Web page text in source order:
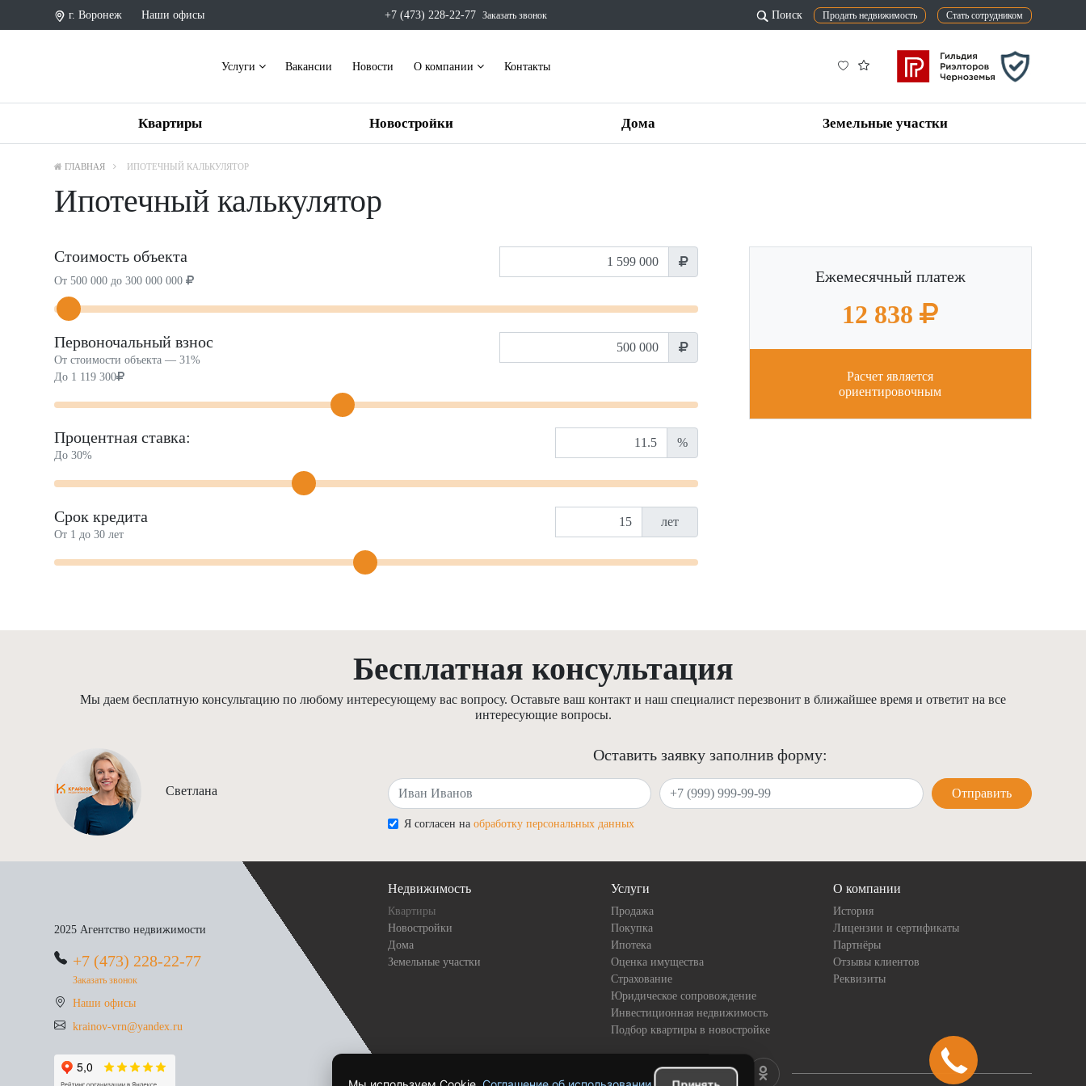
г. Воронеж Наши офисы +7 (473) 228-22-77 Заказать звонок Поиск Продать недвижимость Стать сотрудником
Услуги Вакансии Новости О компании Контакты
Квартиры Новостройки Дома Земельные участки
ГЛАВНАЯ ИПОТЕЧНЫЙ КАЛЬКУЛЯТОР
Ипотечный калькулятор
Стоимость объекта
От 500 000 до 300 000 000
Первоночальный взнос
От стоимости объекта — 31%
До 1 119 300
Процентная ставка:
До 30%
%
Срок кредита
От 1 до 30 лет
лет
Ежемесячный платеж
12 838
Расчет является
ориентировочным
Бесплатная консультация
Мы даем бесплатную консультацию по любому интересующему вас вопросу. Оставьте ваш контакт и наш специалист перезвонит в ближайшее время и ответит на все
интересующие вопросы.
Светлана
Оставить заявку заполнив форму:
Ваше имя Ваш телефон
Отправить
Я согласен наобработку персональных данных
2025 Агентство недвижимости
+7 (473) 228-22-77
Заказать звонок
Наши офисы
krainov-vrn@yandex.ru
Недвижимость
Квартиры
Новостройки
Дома
Земельные участки
Услуги
Продажа
Покупка
Ипотека
Оценка имущества
Страхование
Юридическое сопровождение
Инвестиционная недвижимость
Подбор квартиры в новостройке
О компании
История
Лицензии и сертификаты
Партнёры
Отзывы клиентов
Реквизиты